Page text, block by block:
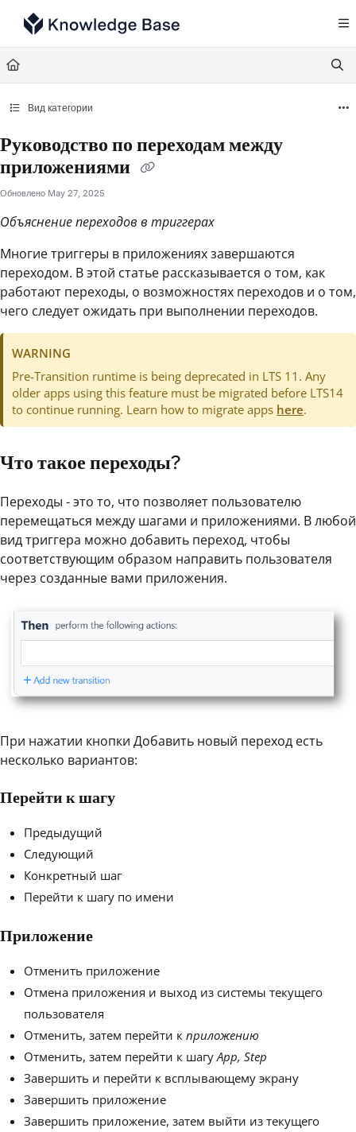
Documentation Index
Fetch the complete documentation index at:
Use this file to discover all available pages before exploring further.
Вид категории
Руководство по переходам между
приложениями
Обновлено May 27, 2025
Объяснение переходов в триггерах
Многие триггеры в приложениях завершаются
переходом. В этой статье рассказывается о том, как
работают переходы, о возможностях переходов и о том,
чего следует ожидать при выполнении переходов.
WARNING
Pre-Transition runtime is being deprecated in LTS 11. Any
older apps using this feature must be migrated before LTS14
to continue running. Learn how to migrate apps here.
Что такое переходы?
Переходы - это то, что позволяет пользователю
перемещаться между шагами и приложениями. В любой
вид триггера можно добавить переход, чтобы
соответствующим образом направить пользователя
через созданные вами приложения.
При нажатии кнопки Добавить новый переход есть
несколько вариантов:
Перейти к шагу
Предыдущий
Следующий
Конкретный шаг
Перейти к шагу по имени
Приложение
Отменить приложение
Отмена приложения и выход из системы текущего
пользователя
Отменить, затем перейти к приложению
Отменить, затем перейти к шагуApp, Step
Завершить и перейти к всплывающему экрану
Завершить приложение
Завершить приложение, затем выйти из текущего